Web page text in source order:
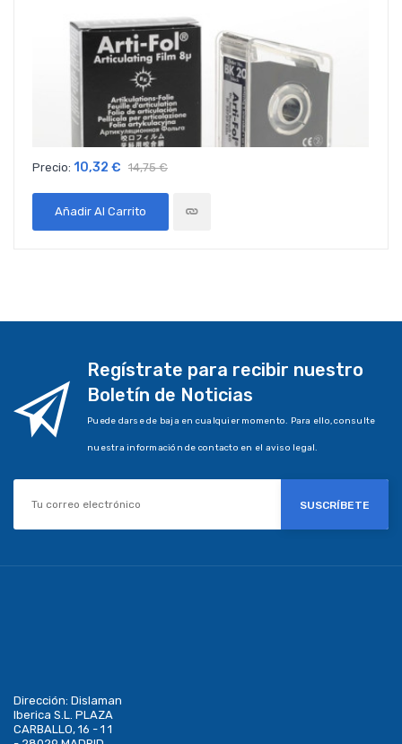
Precio: 10,32 € 14,75 €
Añadir Al Carrito
Regístrate para recibir nuestro
Boletín de Noticias
Puede darse de baja en cualquier momento. Para ello, consulte
nuestra información de contacto en el aviso legal.
SUSCRÍBETE
Dirección: Dislaman
Iberica S.L. PLAZA
CARBALLO, 16 - 1 1